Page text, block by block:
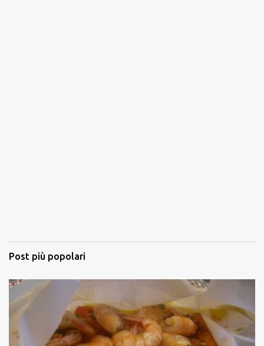
Post più popolari